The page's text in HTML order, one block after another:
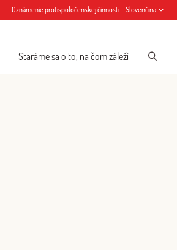
Oznámenie protispoločenskej činnosti Slovenčina
Staráme sa o to, na čom záleží